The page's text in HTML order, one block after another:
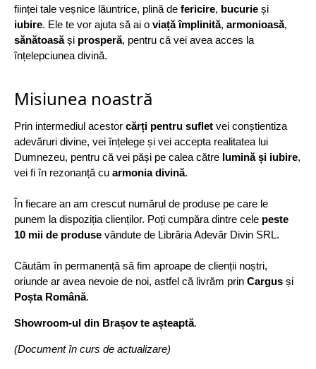
ființei tale veșnice lăuntrice, plină de fericire, bucurie și
iubire. Ele te vor ajuta să ai o viață împlinită, armonioasă,
sănătoasăși prosperă, pentru că vei avea acces la
înțelepciunea divină.
Misiunea noastră
Prin intermediul acestor cărți pentru suflet vei conștientiza
adevăruri divine, vei înțelege și vei accepta realitatea lui
Dumnezeu, pentru că vei păși pe calea către lumină și iubire,
vei fi în rezonanță cu armonia divină.
În fiecare an am crescut numărul de produse pe care le
punem la dispoziția clienților. Poți cumpăra dintre cele peste
10 mii de produse vândute de Librăria Adevăr Divin SRL.
Căutăm în permanență să fim aproape de clienții noștri,
oriunde ar avea nevoie de noi, astfel că livrăm prin Cargus și
Poșta Română.
Showroom-ul din Brașov te așteaptă.
(Document în curs de actualizare)